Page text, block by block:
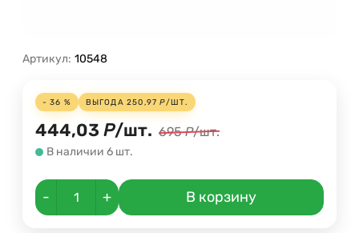
Артикул: 10548
- 36 % ВЫГОДА 250,97 Р/ШТ.
444,03 Р/шт. 695 Р/шт.
В наличии 6 шт.
- + В корзину